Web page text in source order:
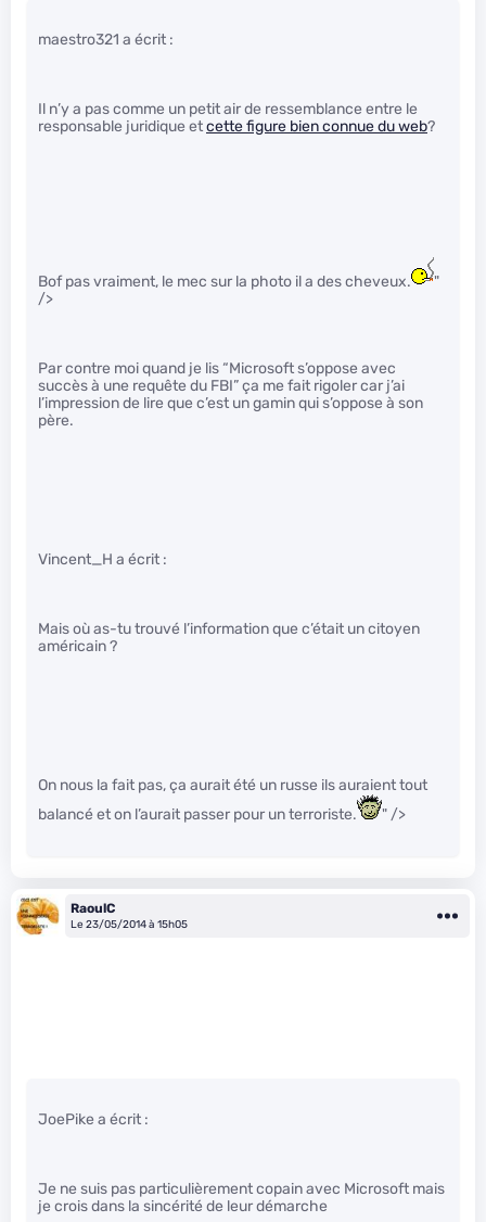
maestro321 a écrit :
Il n’y a pas comme un petit air de ressemblance entre le
responsable juridique etcette figure bien connue du web?
Bof pas vraiment, le mec sur la photo il a des cheveux.
"
/>
Par contre moi quand je lis “Microsoft s’oppose avec
succès à une requête du FBI” ça me fait rigoler car j’ai
l’impression de lire que c’est un gamin qui s’oppose à son
père.
Vincent_H a écrit :
Mais où as-tu trouvé l’information que c’était un citoyen
américain ?
On nous la fait pas, ça aurait été un russe ils auraient tout
balancé et on l’aurait passer pour un terroriste.
" />
RaoulC
Le 23/05/2014 à 15h05
JoePike a écrit :
Je ne suis pas particulièrement copain avec Microsoft mais
je crois dans la sincérité de leur démarche